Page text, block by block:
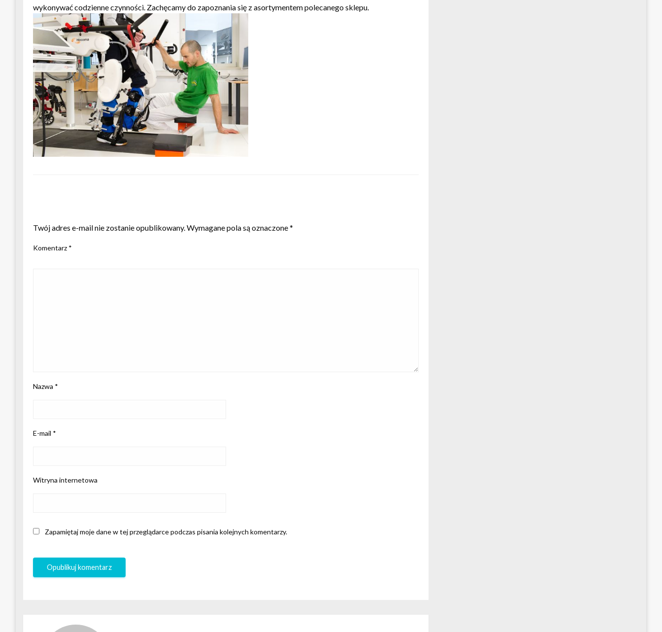
wykonywać codzienne czynności. Zachęcamy do zapoznania się z asortymentem polecanego sklepu.
Twój adres e-mail nie zostanie opublikowany. Wymagane pola są oznaczone*
Komentarz *
Nazwa *
E-mail *
Witryna internetowa
Zapamiętaj moje dane w tej przeglądarce podczas pisania kolejnych komentarzy.